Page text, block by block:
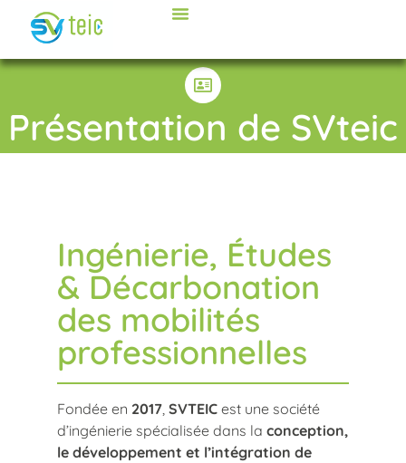
Présentation de SVteic
Ingénierie, Études
& Décarbonation
des mobilités
professionnelles
Fondée en 2017, SVTEIC est une société
d’ingénierie spécialisée dans la conception,
le développement et l’intégration de